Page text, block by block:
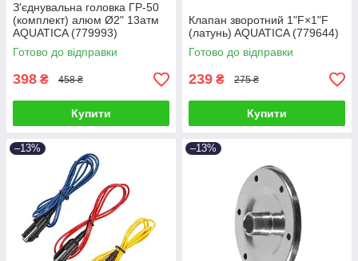
З'єднувальна головка ГР-50
(комплект) алюм Ø2" 13атм
AQUATICA (779993)
Готово до відправки
398 ₴ 458 ₴
Купити
Клапан зворотний 1"F×1"F
(латунь) AQUATICA (779644)
Готово до відправки
239 ₴ 275 ₴
Купити
–13% –13%